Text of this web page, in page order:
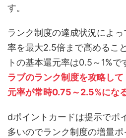
す。
ランク制度の達成状況によ
率を最大2.5倍まで高めるこ
トの基本還元率は0.5～1%で
ラブのランク制度を攻略し
元率が常時0.75～2.5%にな
dポイントカードは提示でポ
多いのでランク制度の増量